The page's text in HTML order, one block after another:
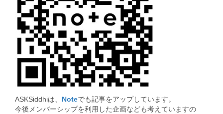
ASKSiddhiは、 Noteでも記事をアップしています。
今後メンバーシップを利用した企画なども考えていますの